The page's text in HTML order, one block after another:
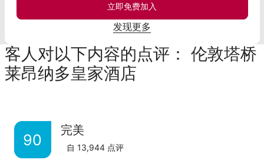
立即免费加入
发现更多
客人对以下内容的点评： 伦敦塔桥
莱昂纳多皇家酒店
90
完美
自 13,944 点评